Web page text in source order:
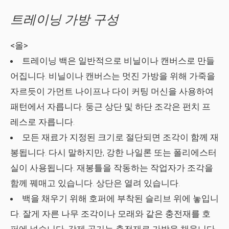
트레이닝 가방 구성
<올>
트레이닝 백은 일반적으로 비닐이나 캔버스로 만들
어집니다. 비닐이나 캔버스는 멋진 가방을 위해 가죽을
자르듯이 가먼트 나이프나 다이 커팅 머신을 사용하여
패턴에서 자릅니다. 둥근 상단 및 하단 조각은 펀치 프
레스로 자릅니다.
모든 재료가 지정된 크기로 절단되면 조각이 함께 재
봉됩니다. 다시 말하지만, 강한 나일론 또는 폴리에스터
실이 사용됩니다. 재봉틀을 작동하는 작업자가 조각을
함께 꿰매고 있습니다. 상단은 열려 있습니다.
백을 채우기 위해 호퍼에 부착된 슬리브 위에 놓입니
다. 잘게 자른 나무 조각이나 모래와 같은 충전재를 호